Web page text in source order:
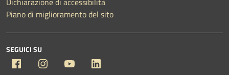
Piano di miglioramento del sito
SEGUICI SU
Facebook Instagram YouTube